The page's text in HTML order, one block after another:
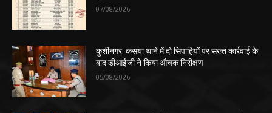
07/08/2026
कुशीनगर: कसया थाने में दो सिपाहियों पर सख्त कार्रवाई के
बाद डीआईजी ने किया औचक निरीक्षण
05/08/2026